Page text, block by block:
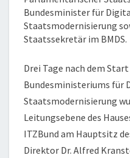
Bundesminister für
Staatsmodernisierung
Staatssekretär im BMDS.
Drei Tage nach dem
Bundesministeriums für
Staatsmodernisierung
Leitungsebene des
ITZBund am Hauptsitz
Direktor Dr. Alfred